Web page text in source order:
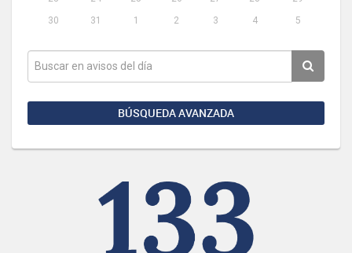
30
31 1 2 3 4 5
BÚSQUEDA AVANZADA